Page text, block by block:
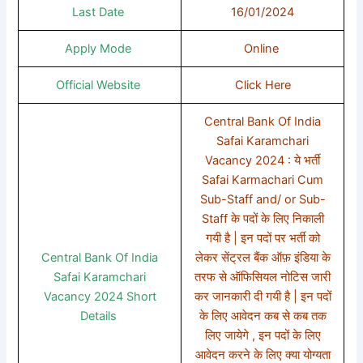
Last Date 16/01/2024
Apply Mode Online
Official Website Click Here
Central Bank Of India
Safai Karamchari
Vacancy 2024 Short
Details
Central Bank Of India
Safai Karamchari
Vacancy 2024 : ये भर्ती
Safai Karmachari Cum
Sub-Staff and/ or Sub-
Staff के पदों के लिए निकाली
गयी है | इन पदों पर भर्ती को
लेकर सेंट्रल बैंक ऑफ़ इंडिया के
तरफ से ऑफिसियल नोटिस जारी
कर जानकारी दी गयी है | इन पदों
के लिए आवेदन कब से कब तक
लिए जायेगे , इन पदों के लिए
आवेदन करने के लिए क्या योग्यता